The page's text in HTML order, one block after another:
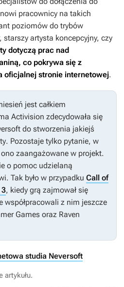
pracownicy na takich
poziomów do trybów
starszy artysta koncepcyjny, czy
dotyczą prac nad
co pokrywa się z
oficjalnej stronie internetowej.
jest całkiem
Activision zdecydowała się
do stworzenia jakiejś
. Pozostaje tylko pytanie, w
zaangażowane w projekt.
o pomoc udzielaną
Tak było w przypadku Call of
, kiedy grą zajmował się
współpracowali z nim jeszcze
Games oraz Raven
studia Neversoft
artykułu.